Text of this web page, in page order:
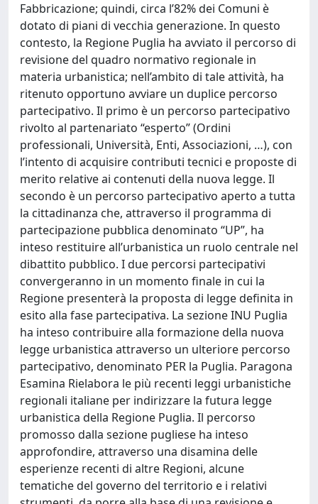
Fabbricazione; quindi, circa l’82% dei Comuni è
dotato di piani di vecchia generazione. In questo
contesto, la Regione Puglia ha avviato il percorso di
revisione del quadro normativo regionale in
materia urbanistica; nell’ambito di tale attività, ha
ritenuto opportuno avviare un duplice percorso
partecipativo. Il primo è un percorso partecipativo
rivolto al partenariato “esperto” (Ordini
professionali, Università, Enti, Associazioni, …), con
l’intento di acquisire contributi tecnici e proposte di
merito relative ai contenuti della nuova legge. Il
secondo è un percorso partecipativo aperto a tutta
la cittadinanza che, attraverso il programma di
partecipazione pubblica denominato “UP”, ha
inteso restituire all’urbanistica un ruolo centrale nel
dibattito pubblico. I due percorsi partecipativi
convergeranno in un momento finale in cui la
Regione presenterà la proposta di legge definita in
esito alla fase partecipativa. La sezione INU Puglia
ha inteso contribuire alla formazione della nuova
legge urbanistica attraverso un ulteriore percorso
partecipativo, denominato PER la Puglia. Paragona
Esamina Rielabora le più recenti leggi urbanistiche
regionali italiane per indirizzare la futura legge
urbanistica della Regione Puglia. Il percorso
promosso dalla sezione pugliese ha inteso
approfondire, attraverso una disamina delle
esperienze recenti di altre Regioni, alcune
tematiche del governo del territorio e i relativi